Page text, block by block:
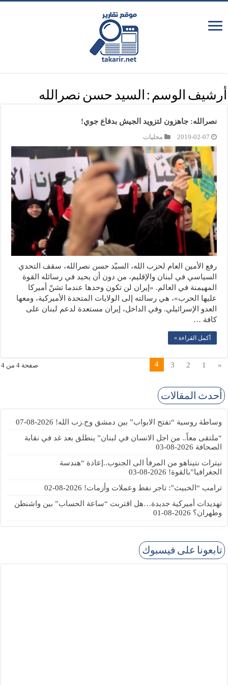
أرشيف الوسم : السيد حسن نصرالله
نصرالله: جاهزون لتزويد الجيش بدفاع جوي!
2019-02-07 محليات
رفع الأمين العام لحزب الله، السيّد حسن نصرالله، سقف التحدي
السياسي في لبنان والإقليم، من دون أن يحيد في رسائله القوة
المهيمنة في العالم. «إيران لن تكون وحدها عندما تشنّ أميركا
عليها الحرب»، هي رسالته إلى الولايات المتحدة الأميركية، ومعها
العدو الإسرائيلي. وفي الداخل، إيران مستعدة لدعم لبنان على
كافة …
أكمل القراءة »
صفحة 4 من 4 «
1
2
3
4
أحدث المقالات
وساطة روسية “تفتح الابواب” بين دمشق وح.زب الله! 2026-08-07
“ملتقى معاً.. من اجل الانسان في لبنان” ينطلق بعد غد في نقابة
الصحافة 2026-08-03
نيترات نتيناهو من المرفأ الى الجنوب..إعادة “هندسة
الجغرافيا”بالقوة! 2026-08-03
ترامب “الخبيث”: تاجر نفط وعملات وأزمات! 2026-08-02
تهديدات أميركية جديدة…هل اقتربت “ساعة الحساب” بين واشنطن
وطهران؟ 2026-08-01
تابعونا على فيسبوك